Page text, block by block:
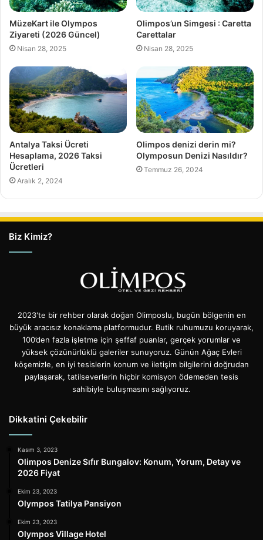
MüzeKart ile Olympos
Ziyareti (2026 Güncel)
Nisan 28, 2025
Olimpos’un Simgesi : Caretta
Carettalar
Nisan 28, 2025
Antalya Taksi Ücreti
Hesaplama, 2026 Taksi
Ücretleri
Aralık 2, 2024
Olimpos denizi derin mi?
Olymposun Denizi Nasıldır?
Temmuz 26, 2024
Biz Kimiz?
2023'te bir rehber olarak doğan Olimposlu, bugün bölgenin en
büyük aracısız konaklama platformudur. Butik ruhumuzu koruyarak,
100’den fazla işletme için şeffaf puanlar, gerçek yorumlar ve
yüksek çözünürlüklü galeriler sunuyoruz. Günün Ağaç Evleri
köşemizle, en iyi tesislerin konum ve iletişim bilgilerini doğrudan
paylaşarak, tatilseverlerin hiçbir komisyon ödemeden tesis
sahibiyle buluşmasını sağlıyoruz.
Dikkatini Çekebilir
Kasım 3, 2023
Olimpos Denize Sıfır Bungalov: Konum, Yorum, Detay ve
2026 Fiyat
Ekim 23, 2023
Olympos Tatilya Pansiyon
Ekim 23, 2023
Olympos Village Hotel